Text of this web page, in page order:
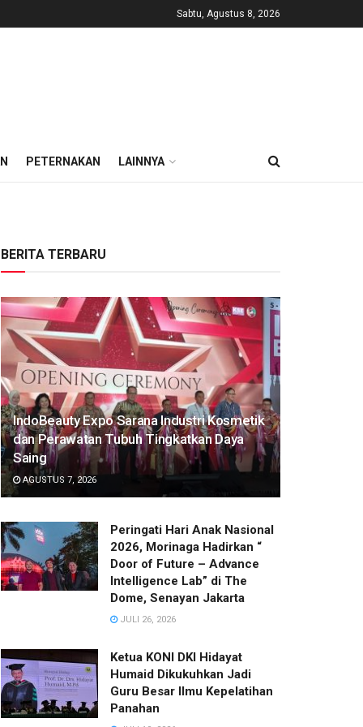
Sabtu, Agustus 8, 2026
PETERNAKAN LAINNYA
BERITA TERBARU
IndoBeauty Expo Sarana Industri Kosmetik
dan Perawatan Tubuh Tingkatkan Daya
Saing
AGUSTUS 7, 2026
Peringati Hari Anak Nasional
2026, Morinaga Hadirkan “
Door of Future – Advance
Intelligence Lab” di The
Dome, Senayan Jakarta
JULI 26, 2026
Ketua KONI DKI Hidayat
Humaid Dikukuhkan Jadi
Guru Besar Ilmu Kepelatihan
Panahan